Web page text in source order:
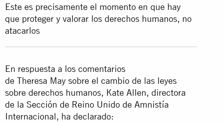
Este es precisamente el momento en que hay
que proteger y valorar los derechos humanos, no
atacarlos
En respuesta a los comentarios
de Theresa May sobre el cambio de las leyes
sobre derechos humanos, Kate Allen, directora
de la Sección de Reino Unido de Amnistía
Internacional, ha declarado: